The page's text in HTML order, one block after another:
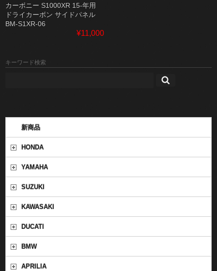
カーボニー S1000XR 15-年用
ドライカーボン サイドパネル
BM-S1XR-06
¥11,000
キーワード検索
新商品
HONDA
YAMAHA
SUZUKI
KAWASAKI
DUCATI
BMW
APRILIA